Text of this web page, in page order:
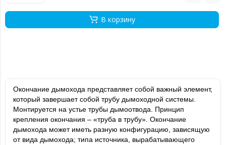
В корзину
Окончание дымохода представляет собой важный элемент,
который завершает собой трубу дымоходной системы.
Монтируется на устье трубы дымоотвода. Принцип
крепления окончания – «труба в трубу». Окончание
дымохода может иметь разную конфигурацию, зависящую
от вида дымохода; типа источника, вырабатывающего